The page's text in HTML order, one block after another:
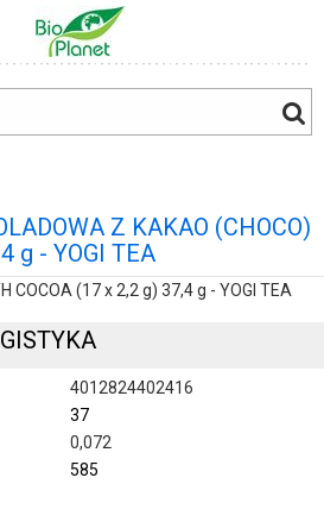
Z KAKAO (CHOCO)
g - YOGI TEA
COCOA (17 x 2,2 g) 37,4 g - YOGI TEA
4012824402416
37
0,072
585